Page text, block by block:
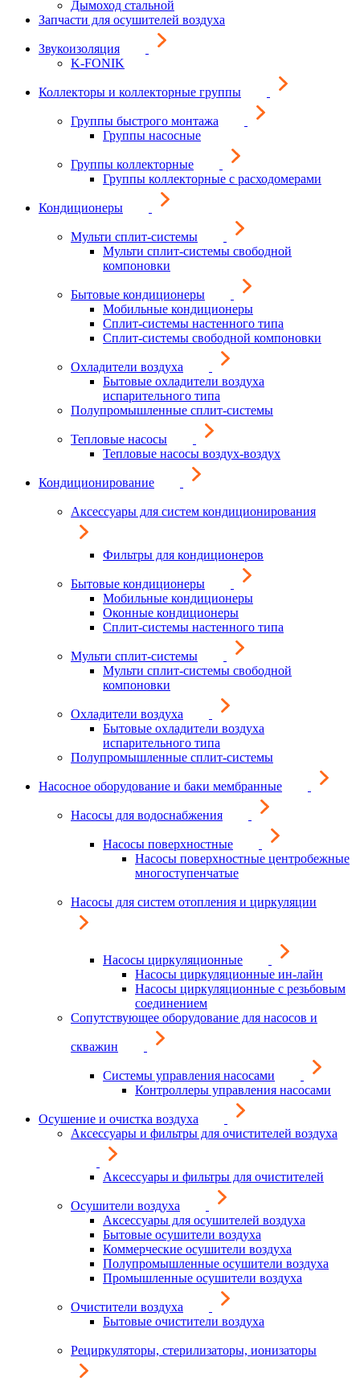
Дымоход стальной
Запчасти для осушителей воздуха
Звукоизоляция
K-FONIK
Коллекторы и коллекторные группы
Группы быстрого монтажа
Группы насосные
Группы коллекторные
Группы коллекторные с расходомерами
Кондиционеры
Мульти сплит-системы
Мульти сплит-системы свободной
компоновки
Бытовые кондиционеры
Мобильные кондиционеры
Сплит-системы настенного типа
Сплит-системы свободной компоновки
Охладители воздуха
Бытовые охладители воздуха
испарительного типа
Полупромышленные сплит-системы
Тепловые насосы
Тепловые насосы воздух-воздух
Кондиционирование
Аксессуары для систем кондиционирования
Фильтры для кондиционеров
Бытовые кондиционеры
Мобильные кондиционеры
Оконные кондиционеры
Сплит-системы настенного типа
Мульти сплит-системы
Мульти сплит-системы свободной
компоновки
Охладители воздуха
Бытовые охладители воздуха
испарительного типа
Полупромышленные сплит-системы
Насосное оборудование и баки мембранные
Насосы для водоснабжения
Насосы поверхностные
Насосы поверхностные центробежные
многоступенчатые
Насосы для систем отопления и циркуляции
Насосы циркуляционные
Насосы циркуляционные ин-лайн
Насосы циркуляционные с резьбовым
соединением
Сопутствующее оборудование для насосов и
скважин
Системы управления насосами
Контроллеры управления насосами
Осушение и очистка воздуха
Аксессуары и фильтры для очистителей воздуха
Аксессуары и фильтры для очистителей
Осушители воздуха
Аксессуары для осушителей воздуха
Бытовые осушители воздуха
Коммерческие осушители воздуха
Полупромышленные осушители воздуха
Промышленные осушители воздуха
Очистители воздуха
Бытовые очистители воздуха
Рециркуляторы, стерилизаторы, ионизаторы